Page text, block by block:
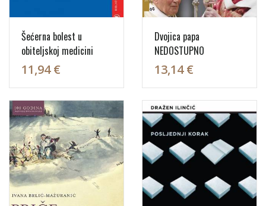
Šećerna bolest u
obiteljskoj medicini
11,94 €
Dvojica papa
NEDOSTUPNO
13,14 €